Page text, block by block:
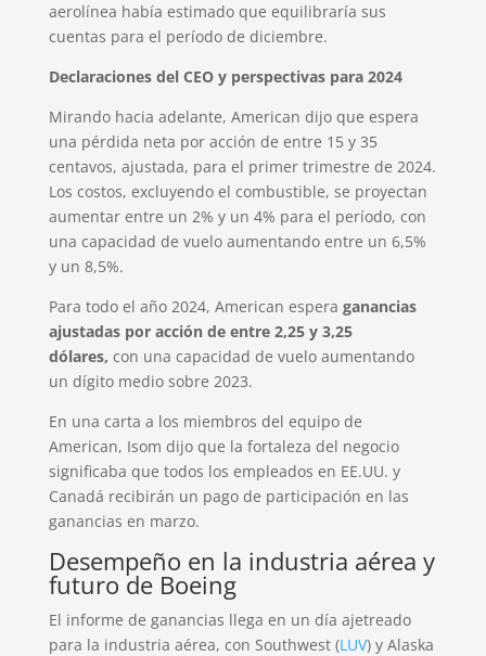
aerolínea había estimado que equilibraría sus
cuentas para el período de diciembre.
Declaraciones del CEO y perspectivas para 2024
Mirando hacia adelante, American dijo que espera
una pérdida neta por acción de entre 15 y 35
centavos, ajustada, para el primer trimestre de 2024.
Los costos, excluyendo el combustible, se proyectan
aumentar entre un 2% y un 4% para el período, con
una capacidad de vuelo aumentando entre un 6,5%
y un 8,5%.
Para todo el año 2024, American espera ganancias
ajustadas por acción de entre 2,25 y 3,25
dólares, con una capacidad de vuelo aumentando
un dígito medio sobre 2023.
En una carta a los miembros del equipo de
American, Isom dijo que la fortaleza del negocio
significaba que todos los empleados en EE.UU. y
Canadá recibirán un pago de participación en las
ganancias en marzo.
Desempeño en la industria aérea y
futuro de Boeing
El informe de ganancias llega en un día ajetreado
para la industria aérea, con Southwest (LUV) y Alaska